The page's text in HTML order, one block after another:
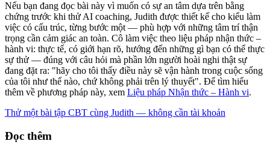
Nếu bạn đang đọc bài này vì muốn có sự an tâm dựa trên bằng
chứng trước khi thử AI coaching, Judith được thiết kế cho kiểu làm
việc có cấu trúc, từng bước một — phù hợp với những tâm trí thận
trọng cần cảm giác an toàn. Cô làm việc theo liệu pháp nhận thức –
hành vi: thực tế, có giới hạn rõ, hướng đến những gì bạn có thể thực
sự thử — đúng với câu hỏi mà phần lớn người hoài nghi thật sự
đang đặt ra: "hãy cho tôi thấy điều này sẽ vận hành trong cuộc sống
của tôi như thế nào, chứ không phải trên lý thuyết". Để tìm hiểu
thêm về phương pháp này, xem Liệu pháp Nhận thức – Hành vi.
Thử một bài tập CBT cùng Judith — không cần tài khoản
Đọc thêm